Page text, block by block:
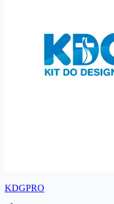
KDGPRO